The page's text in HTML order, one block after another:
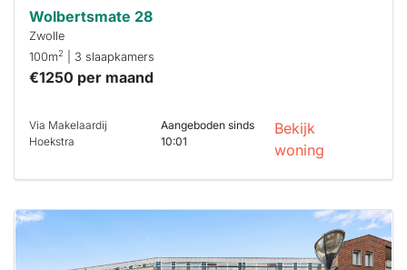
Wolbertsmate 28
Zwolle
100m2 | 3 slaapkamers
€1250 per maand
Via Makelaardij
Hoekstra
Aangeboden sinds
10:01
Bekijk
woning
waarschijnlijk